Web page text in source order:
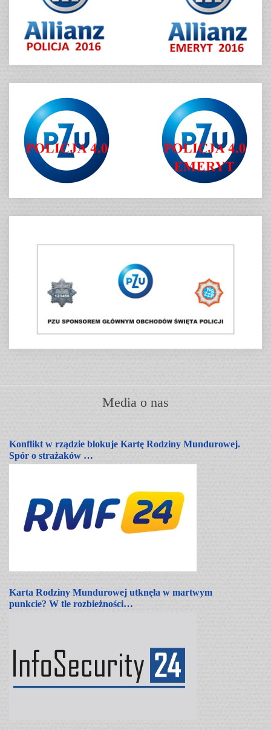
Media o nas
Konflikt w rządzie blokuje Kartę Rodziny Mundurowej.
Spór o strażaków …
Karta Rodziny Mundurowej utknęła w martwym
punkcie? W tle rozbieżności…